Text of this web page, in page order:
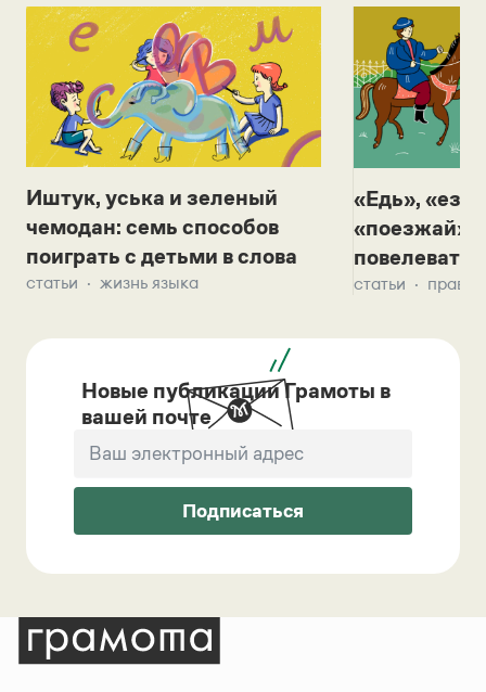
Иштук, уська и зеленый
чемодан: семь способов
поиграть с детьми в слова
статьи жизнь языка
«Едь»,
«поезжай»?
повелевать
статьи
Новые публикации Грамоты в
вашей почте
Подписаться